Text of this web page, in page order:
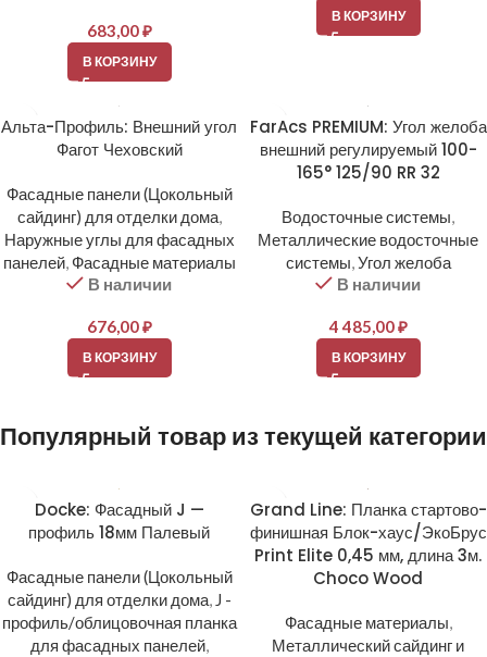
683,00₽
В КОРЗИНУ
В КОРЗИНУ
Альта-Профиль: Внешний угол
Фагот Чеховский
Фасадные панели (Цокольный
сайдинг) для отделки дома,
Наружные углы для фасадных
панелей, Фасадные материалы
В наличии
676,00₽
В КОРЗИНУ
FarAcs PREMIUM: Угол желоба
внешний регулируемый 100-
165° 125/90 RR 32
Водосточные системы,
Металлические водосточные
системы,Угол желоба
В наличии
4 485,00₽
В КОРЗИНУ
Популярный товар из текущей категории
Docke: Фасадный J —
профиль 18мм Палевый
Фасадные панели (Цокольный
сайдинг) для отделки дома, J -
профиль/облицовочная планка
для фасадных панелей,
Grand Line: Планка стартово-
финишная Блок-хаус/ЭкоБрус
Print Elite 0,45 мм, длина 3м.
Choco Wood
Фасадные материалы,
Металлический сайдинг и